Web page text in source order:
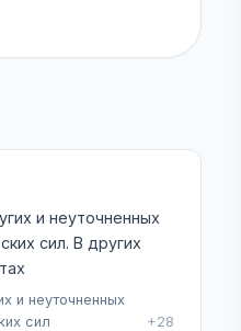
и неуточненных
сил. В других
и неуточненных
сил
+28